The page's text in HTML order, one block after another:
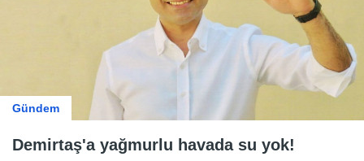
Gündem
Demirtaş'a yağmurlu havada su yok!